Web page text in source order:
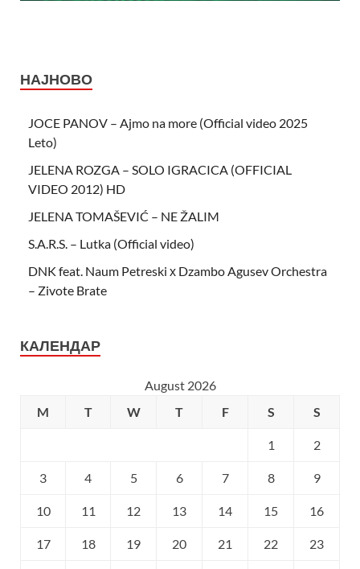
НАЈНОВО
JOCE PANOV – Ajmo na more (Official video 2025
Leto)
JELENA ROZGA – SOLO IGRACICA (OFFICIAL
VIDEO 2012) HD
JELENA TOMAŠEVIĆ – NE ŽALIM
S.A.R.S. – Lutka (Official video)
DNK feat. Naum Petreski х Dzambo Agusev Orchestra
– Zivote Brate
КАЛЕНДАР
August 2026
M
T W T F S S
1 2
3 4 5 6 7 8 9
10 11 12 13 14 15 16
17 18 19 20 21 22 23